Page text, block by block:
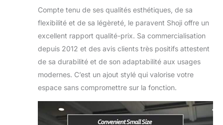
Compte tenu de ses qualités esthétiques, de sa
flexibilité et de sa légèreté, le paravent Shoji offre un
excellent rapport qualité-prix. Sa commercialisation
depuis 2012 et des avis clients très positifs attestent
de sa durabilité et de son adaptabilité aux usages
modernes. C’est un ajout stylé qui valorise votre
espace sans compromettre sur la fonction.